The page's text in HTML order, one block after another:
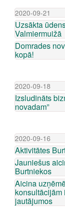
2020-09-21
Uzsākta
Valmiermuižā
Domrades
kopā!
2020-09-18
Izsludināts
novadam”
2020-09-16
Aktivitātes
Jauniešus
Burtniekos
Aicina
jautājumos